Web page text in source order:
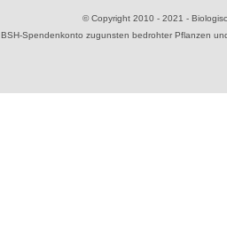
© Copyright 2010 - 2021 -
BSH-Spendenkonto zugunsten bedrohter Pflanzen